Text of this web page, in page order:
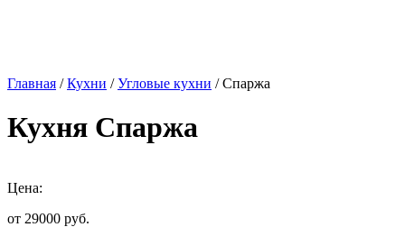
Главная /Кухни /Угловые кухни / Спаржа
Кухня Спаржа
Цена:
от 29000 руб.